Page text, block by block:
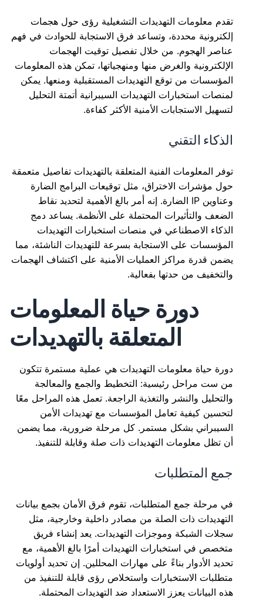
تقدم معلومات التهديدات التشغيلية رؤى حول هجمات
إلكترونية محددة، وتساعد فرق الاستجابة للحوادث في فهم
عناصر الهجوم. من خلال تفصيل توقيت الهجمات
الإلكترونية والغرض منها ومنهجياتها، تمكن هذه المعلومات
المؤسسات من توقع التهديدات المستقبلية ومنعها. يمكن
لمنصات استخبارات التهديدات السيبرانية أتمتة التحليل
لتسهيل الاستجابات الأمنية الأكثر كفاءة.
الذكاء التقني
توفر المعلومات الفنية المتعلقة بالتهديدات تفاصيل متعمقة
حول مؤشرات الاختراق، مثل توقيعات البرامج الضارة
وعناوين IP الضارة. إنه أمر بالغ الأهمية لتحديد نقاط
الضعف والتأثيرات المحتملة على الأنظمة. يساعد دمج
الذكاء الاصطناعي في منصات استخبارات التهديدات
المؤسسات على الاستجابة بسرعة للتهديدات الناشئة، مما
يضمن قدرة مراكز العمليات الأمنية على اكتشاف الهجمات
والتخفيف من حدتها بفعالية.
دورة حياة المعلومات
المتعلقة بالتهديدات
دورة حياة معلومات التهديدات هي عملية مستمرة تتكون
من ست مراحل رئيسية: التخطيط والجمع والمعالجة
والتحليل والنشر والتغذية الراجعة. تعمل هذه المراحل معًا
لتحسين كيفية تعامل المؤسسات مع تهديدات الأمن
السيبراني بشكل مستمر. كل مرحلة ضرورية، مما يضمن
أن تظل معلومات التهديدات ذات صلة وقابلة للتنفيذ.
جمع المتطلبات
في مرحلة جمع المتطلبات، تقوم فرق الأمان بجمع بيانات
التهديدات ذات الصلة من مصادر داخلية وخارجية، مثل
سجلات الشبكة وموجزات التهديدات. يعد إنشاء فريق
متخصص في استخبارات التهديدات أمرًا بالغ الأهمية، مع
تحديد الأدوار بناءً على مهارات المحللين. إن تحديد أولويات
متطلبات الاستخبارات واستخلاص رؤى قابلة للتنفيذ من
هذه البيانات يعزز الاستعداد ضد التهديدات المحتملة.